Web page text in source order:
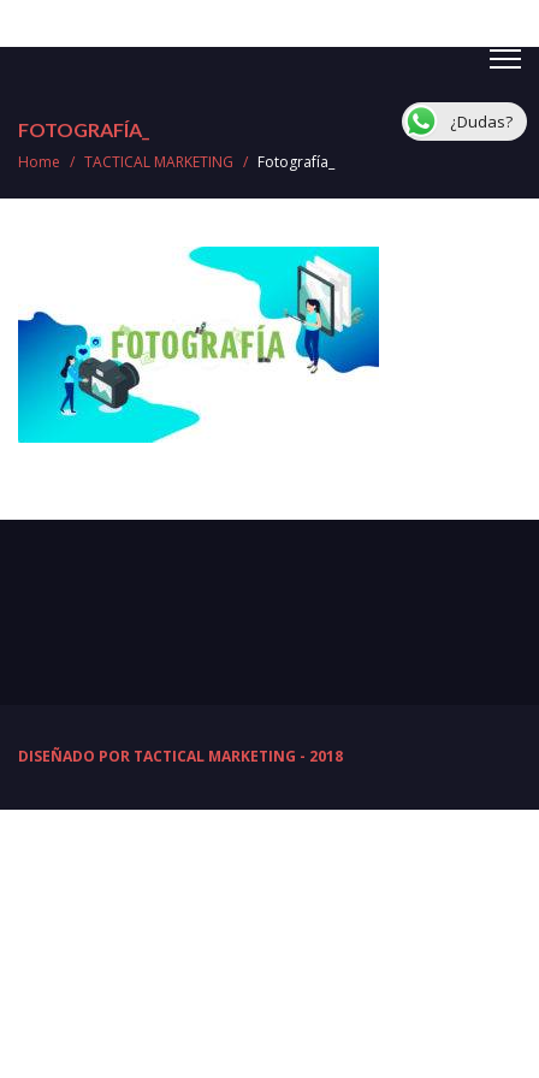
FOTOGRAFÍA_
Home / TACTICAL MARKETING / Fotografía_
DISEÑADO POR TACTICAL MARKETING - 2018
¿Dudas?